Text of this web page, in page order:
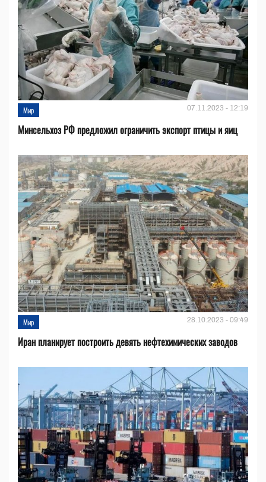
Мир 07.11.2023 - 12:19
Минсельхоз РФ предложил ограничить экспорт птицы и яиц
Мир 28.10.2023 - 09:49
Иран планирует построить девять нефтехимических заводов